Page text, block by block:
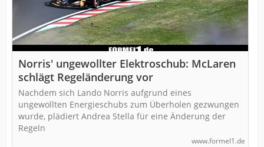
Norris' ungewollter Elektroschub: McLaren
schlägt Regeländerung vor
Nachdem sich Lando Norris aufgrund eines
ungewollten Energieschubs zum Überholen gezwungen
wurde, plädiert Andrea Stella für eine Änderung der
Regeln
www.formel1.de